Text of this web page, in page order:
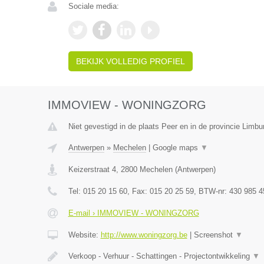
Sociale media:
BEKIJK VOLLEDIG PROFIEL
IMMOVIEW - WONINGZORG
Niet gevestigd in de plaats Peer en in de provincie
Antwerpen» Mechelen| Google maps ▼
Keizerstraat 4, 2800 Mechelen(Antwerpen)
Tel: 015 20 15 60, Fax: 015 20 25 59, BTW-nr: 430 985
E-mail › IMMOVIEW - WONINGZORG
Website: http://www.woningzorg.be| Screenshot ▼
Verkoop - Verhuur - Schattingen - Projectontwikkeling ▼